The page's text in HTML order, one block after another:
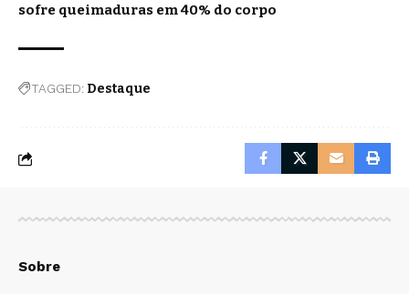
sofre queimaduras em 40% do corpo
TAGGED: Destaque
Sobre